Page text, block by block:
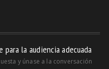
la audiencia adecuada
y únase a la conversación